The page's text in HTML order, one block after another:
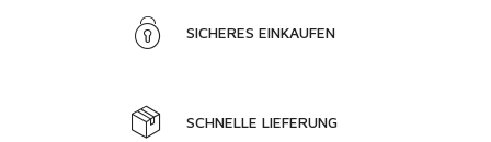
SICHERES EINKAUFEN
SCHNELLE LIEFERUNG